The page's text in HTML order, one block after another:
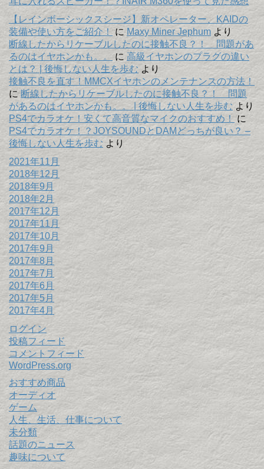
【レインボーシックスシージ】新オペレーター、KAIDの
装備や使い方をご紹介！ に Maxy Miner Jephum より
断線したからリケーブルしたのに接触不良？！ 問題があ
るのはイヤホンかも。。
に 高級イヤホンのプラグの違い
とは？ | 後悔しない人生を歩む より
接触不良を直す！MMCXイヤホンのメンテナンスの方法！
に 断線したからリケーブルしたのに接触不良？！ 問題
があるのはイヤホンかも。。 | 後悔しない人生を歩む より
PS4でカラオケ！安くて高音質なマイクのおすすめ！ に
PS4でカラオケ！？JOYSOUNDとDAMどっちが良い？ –
後悔しない人生を歩む より
2021年11月
2018年12月
2018年9月
2018年2月
2017年12月
2017年11月
2017年10月
2017年9月
2017年8月
2017年7月
2017年6月
2017年5月
2017年4月
ログイン
投稿フィード
コメントフィード
WordPress.org
おすすめ商品
オーディオ
ゲーム
人生、生活、仕事について
未分類
話題のニュース
趣味について